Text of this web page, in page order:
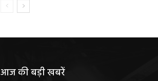
आज की बड़ी खबरें